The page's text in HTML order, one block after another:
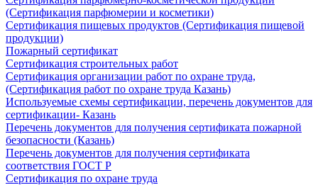
(Сертификация парфюмерии и косметики)
Сертификация пищевых продуктов (Сертификация пищевой
продукции)
Пожарный сертификат
Сертификация строительных работ
Сертификация организации работ по охране труда,
(Сертификация работ по охране труда Казань)
Используемые схемы сертификации, перечень документов для
сертификации- Казань
Перечень документов для получения сертификата пожарной
безопасности (Казань)
Перечень документов для получения сертификата
соответствия ГОСТ Р
Сертификация по охране труда